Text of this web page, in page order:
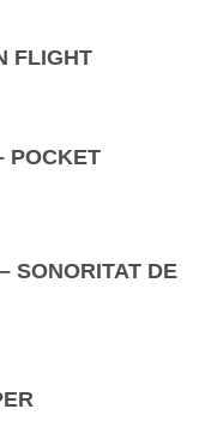
FLIGHT
POCKET
SONORITAT DE